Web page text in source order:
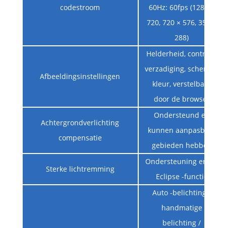
codestroom
60Hz: 60fps (1280 ×
720, 720 × 576, 352 ×
288)
Afbeeldingsinstellingen
Helderheid, contrast,
verzadiging, scherpte,
kleur, verstelbaar
door de browser
Achtergrondverlichting
compensatie
Ondersteund en
kunnen aanpasbare
gebieden hebben
Sterke lichtremming
Ondersteuning en de
Eclipse -functie
Auto -belichting /
handmatige
belichting /